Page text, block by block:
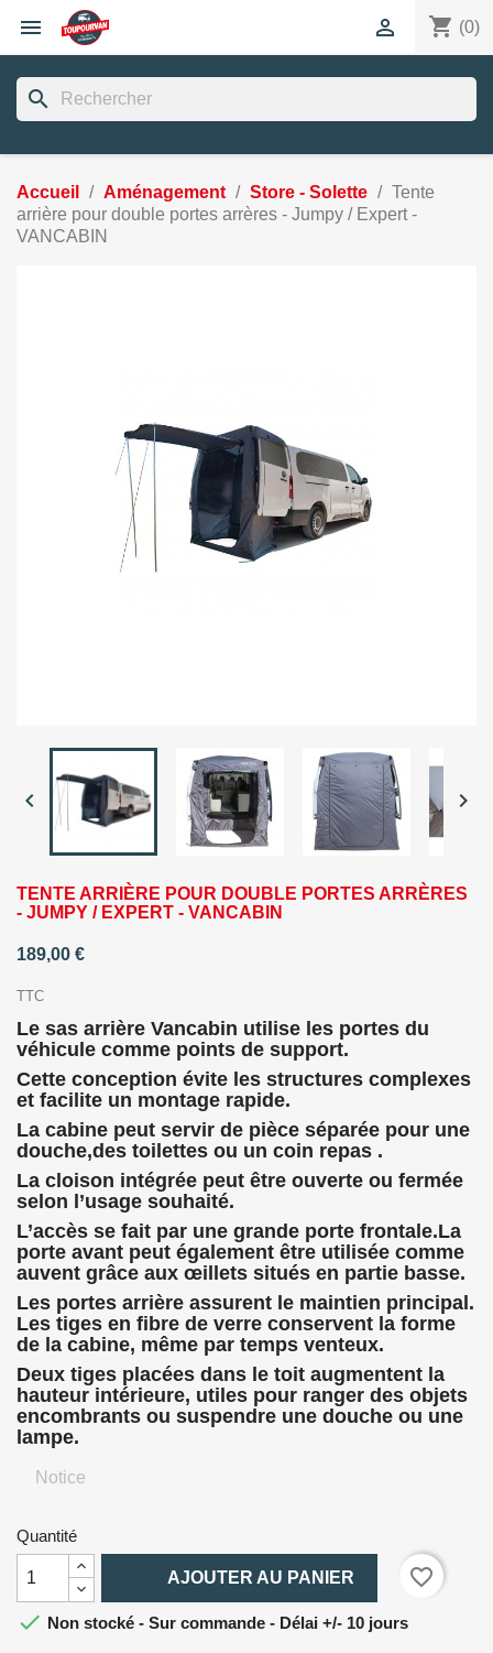
 shopping_cart (0)

search
Accueil Aménagement Store - Solette
Tente
arrière pour double portes arrères - Jumpy / Expert -
VANCABIN
 
TENTE ARRIÈRE POUR DOUBLE PORTES ARRÈRES
- JUMPY / EXPERT - VANCABIN
189,00 €
TTC
Le sas arrière Vancabin utilise les portes du
véhicule comme points de support.
Cette conception évite les structures complexes
et facilite un montage rapide.
La cabine peut servir de pièce séparée pour une
douche,des toilettes ou un coin repas .
La cloison intégrée peut être ouverte ou fermée
selon l’usage souhaité.
L’accès se fait par une grande porte frontale.La
porte avant peut également être utilisée comme
auvent grâce aux œillets situés en partie basse.
Les portes arrière assurent le maintien principal.
Les tiges en fibre de verre conservent la forme
de la cabine, même par temps venteux.
Deux tiges placées dans le toit augmentent la
hauteur intérieure, utiles pour ranger des objets
encombrants ou suspendre une douche ou une
lampe.
Notice
Quantité
AJOUTER AU PANIER
favorite_border
 Non stocké - Sur commande - Délai +/- 10 jours